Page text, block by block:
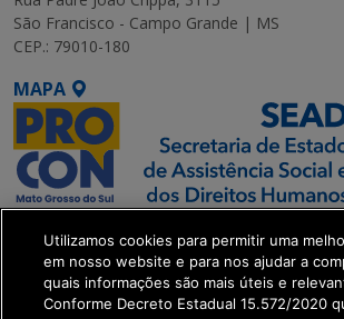
São Francisco - Campo Grande | MS
CEP.: 79010-180
MAPA
SETDIG | Secretaria-
Executiva de
Transformação Digital
Utilizamos cookies para permitir uma
em nosso website e para nos ajudar a
quais informações são mais úteis e
Conforme Decreto Estadual 15.572/2020